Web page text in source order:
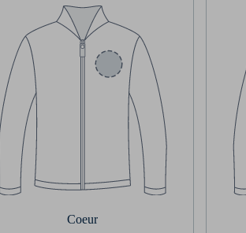
Coeur